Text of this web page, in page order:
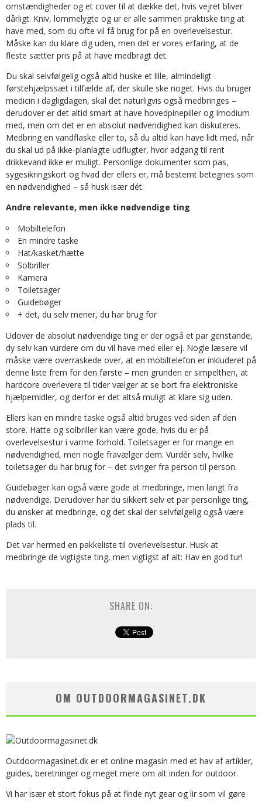
omstændigheder og et cover til at dække det, hvis vejret bliver
dårligt. Kniv, lommelygte og ur er alle sammen praktiske ting at
have med, som du ofte vil få brug for på en overlevelsestur.
Måske kan du klare dig uden, men det er vores erfaring, at de
fleste sætter pris på at have medbragt det.
Du skal selvfølgelig også altid huske et lille, almindeligt
førstehjælpssæt i tilfælde af, der skulle ske noget. Hvis du bruger
medicin i dagligdagen, skal det naturligvis også medbringes –
derudover er det altid smart at have hovedpinepiller og Imodium
med, men om det er en absolut nødvendighed kan diskuteres.
Medbring en vandflaske eller to, så du altid kan have lidt med, når
du skal ud på ikke-planlagte udflugter, hvor adgang til rent
drikkevand ikke er muligt. Personlige dokumenter som pas,
sygesikringskort og hvad der ellers er, må bestemt betegnes som
en nødvendighed – så husk især dét.
Andre relevante, men ikke nødvendige ting
Mobiltelefon
En mindre taske
Hat/kasket/hætte
Solbriller
Kamera
Toiletsager
Guidebøger
+ det, du selv mener, du har brug for
Udover de absolut nødvendige ting er der også et par genstande,
dy selv kan vurdere om du vil have med eller ej. Nogle læsere vil
måske være overraskede over, at en mobiltelefon er inkluderet på
denne liste frem for den første – men grunden er simpelthen, at
hardcore overlevere til tider vælger at se bort fra elektroniske
hjælpemidler, og derfor er det altså muligt at klare sig uden.
Ellers kan en mindre taske også altid bruges ved siden af den
store. Hatte og solbriller kan være gode, hvis du er på
overlevelsestur i varme forhold. Toiletsager er for mange en
nødvendighed, men nogle fravælger dem. Vurdér selv, hvilke
toiletsager du har brug for – det svinger fra person til person.
Guidebøger kan også være gode at medbringe, men langt fra
nødvendige. Derudover har du sikkert selv et par personlige ting,
du ønsker at medbringe, og det skal der selvfølgelig også være
plads til.
Det var hermed en pakkeliste til overlevelsestur. Husk at
medbringe de vigtigste ting, men vigtigst af alt: Hav en god tur!
SHARE ON:
OM OUTDOORMAGASINET.DK
Outdoormagasinet.dk er et online magasin med et hav af artikler,
guides, beretninger og meget mere om alt inden for outdoor.
Vi har især et stort fokus på at finde nyt gear og lir som vil gøre